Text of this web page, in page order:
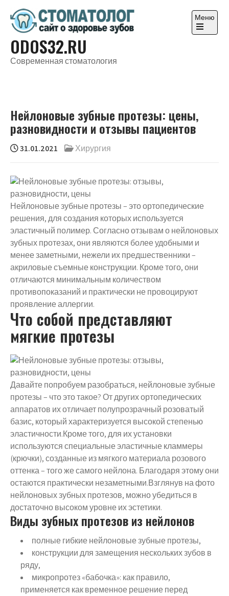
содержимому
ODOS32.RU
Современная стоматология
Меню
Откройте
Нейлоновые зубные протезы: цены,
разновидности и отзывы пациентов
31.01.2021 Хирургия
Нейлоновые зубные протезы – это ортопедические
решения, для создания которых используется
эластичный полимер. Согласно отзывам о нейлоновых
зубных протезах, они являются более удобными и
менее заметными, нежели их предшественники –
акриловые съемные конструкции. Кроме того, они
отличаются минимальным количеством
противопоказаний и практически не провоцируют
проявление аллергии.
Что собой представляют
мягкие протезы
Давайте попробуем разобраться, нейлоновые зубные
протезы – что это такое? От других ортопедических
аппаратов их отличает полупрозрачный розоватый
базис, который характеризуется высокой степенью
эластичности.Кроме того, для их установки
используются специальные эластичные кламмеры
(крючки), созданные из мягкого материала розового
оттенка – того же самого нейлона. Благодаря этому они
остаются практически незаметными.Взглянув на фото
нейлоновых зубных протезов, можно убедиться в
достаточно высоком уровне их эстетики.
Виды зубных протезов из нейлонов
полные гибкие нейлоновые зубные протезы,
конструкции для замещения нескольких зубов в
ряду,
микропротез «бабочка»: как правило,
применяется как временное решение перед